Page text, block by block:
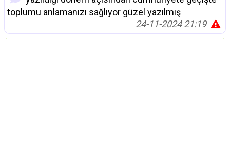
toplumu anlamanızı sağlıyor güzel yazılmış
24-11-2024 21:19